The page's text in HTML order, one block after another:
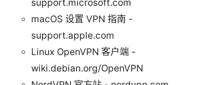
support.microsoft.com
macOS 设置 VPN 指南 -
support.apple.com
Linux OpenVPN 客户端 -
wiki.debian.org/OpenVPN